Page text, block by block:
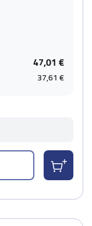
47,01 €
37,61 €